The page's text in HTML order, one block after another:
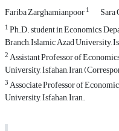
Fariba Zarghamianpoor1
1Ph.D. student in Economics,
Branch, Islamic Azad University,
2Assistant Professor of
University, Isfahan, Iran
3Associate Professor of
University, Isfahan, Iran.